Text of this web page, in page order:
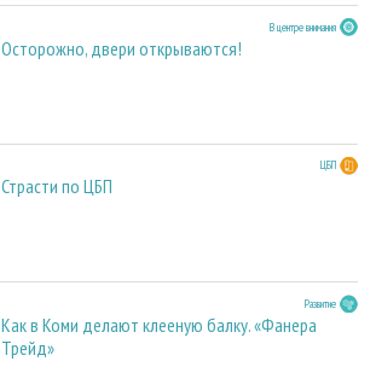
В центре внимания
Осторожно, двери открываются!
ЦБП
Страсти по ЦБП
Развитие
Как в Коми делают клееную балку. «Фанера
Трейд»